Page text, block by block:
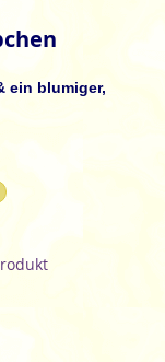
ein blumiger,